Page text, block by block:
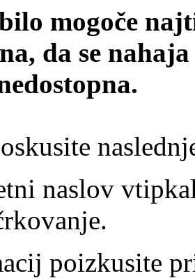
mogoče
da se
naslov
poizkusite